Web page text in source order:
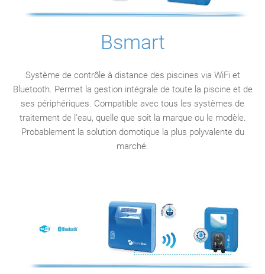
Bsmart
Système de contrôle à distance des piscines via WiFi et
Bluetooth. Permet la gestion intégrale de toute la piscine et de
ses périphériques. Compatible avec tous les systèmes de
traitement de l'eau, quelle que soit la marque ou le modèle.
Probablement la solution domotique la plus polyvalente du
marché.